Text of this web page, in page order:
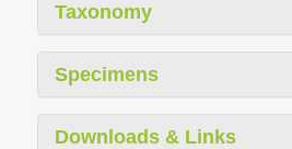
Taxonomy
Specimens
Downloads & Links